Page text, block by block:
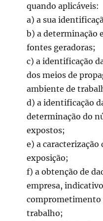
quando aplicáveis:
a) a sua
b) a determinação
fontes geradoras;
c) a identificação
dos meios de
ambiente de
d) a identificação
determinação do
expostos;
e) a caracterização
exposição;
f) a obtenção de
empresa,
comprometimento
trabalho;